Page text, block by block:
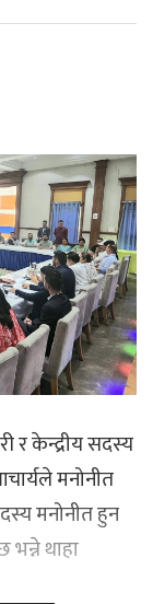
र केन्द्रीय सदस्य
मनोनीत
मनोनीत हुन
थाहा